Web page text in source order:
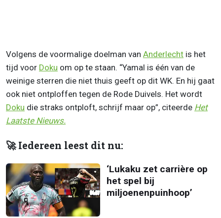
Volgens de voormalige doelman van Anderlecht is het
tijd voor Doku om op te staan. “Yamal is één van de
weinige sterren die niet thuis geeft op dit WK. En hij gaat
ook niet ontploffen tegen de Rode Duivels. Het wordt
Doku die straks ontploft, schrijf maar op”, citeerde Het
Laatste Nieuws.
🚀 Iedereen leest dit nu:
‘Lukaku zet carrière op
het spel bij
miljoenenpuinhoop’